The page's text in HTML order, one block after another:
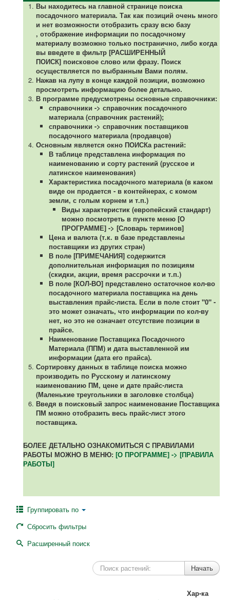
Вы находитесь на главной странице поиска
посадочного материала. Так как позиций очень много
и нет возможности отобразить сразу всю базу
, отображение информации по посадочному
материалу возможно только постранично, либо когда
вы введете в фильтр [РАСШИРЕННЫЙ
ПОИСК] поисковое слово или фразу. Поиск
осуществляется по выбранным Вами полям.
Нажав на лупу в конце каждой позиции, возможно
просмотреть информацию более детально.
В программе предусмотрены основные справочники:
справочники -> справочник посадочного
материала (справочник растений);
справочники -> справочник поставщиков
посадочного материала (продавцов)
Основным является окно ПОИСКа растений:
В таблице представлена информация по
наименованию и сорту растений (русское и
латинское наименования)
Характеристика посадочного материала (в каком
виде он продается - в контейнерах, с комом
земли, с голым корнем и т.п.)
Виды характеристик (европейский стандарт)
можно посмотреть в пункте меню [О
ПРОГРАММЕ] -> [Словарь терминов]
Цена и валюта (т.к. в базе представлены
поставщики из других стран)
В поле [ПРИМЕЧАНИЯ] содержится
дополнительная информация по позициям
(скидки, акции, время рассрочки и т.п.)
В поле [КОЛ-ВО] представлено остаточное кол-во
посадочного материала поставщика на день
выставления прайс-листа. Если в поле стоит "0" -
это может означать, что информации по кол-ву
нет, но это не означает отсутствие позиции в
прайсе.
Наименование Поставщика Посадочного
Материала (ППМ) и дата выставленной им
информации (дата его прайса).
Сортировку данных в таблице поиска можно
производить по Русскому и латинскому
наименованию ПМ, цене и дате прайс-листа
(Маленькие треугольники в заголовке столбца)
Введя в поисковый запрос наименование Поставщика
ПМ можно отобразить весь прайс-лист этого
поставщика.
БОЛЕЕ ДЕТАЛЬНО ОЗНАКОМИТЬСЯ С ПРАВИЛАМИ
РАБОТЫ МОЖНО В МЕНЮ: [О ПРОГРАММЕ] -> [ПРАВИЛА
РАБОТЫ]
Группировать по
Сбросить фильтры
Расширенный поиск
Хар-ка